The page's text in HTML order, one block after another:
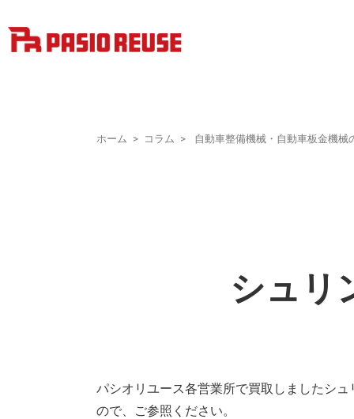
ホーム コラム 自動車整備機械・自動車板金機械
シュリ
パシオリユース各営業所で買取しましたシ
ので、ご参照ください。